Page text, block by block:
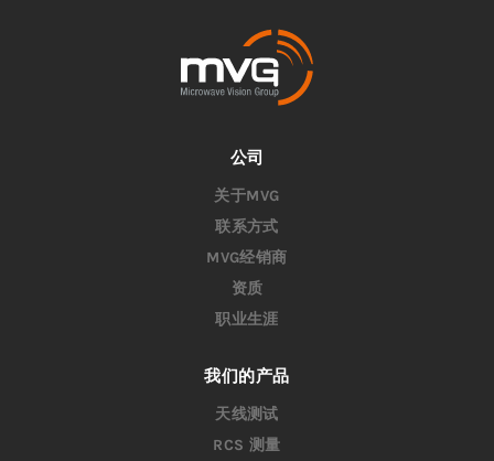
公司
关于MVG
联系方式
MVG经销商
资质
职业生涯
我们的产品
天线测试
RCS 测量